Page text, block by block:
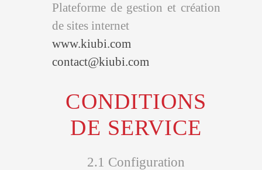
Plateforme de gestion et création
de sites internet
www.kiubi.com
contact@kiubi.com
CONDITIONS
DE SERVICE
2.1 Configuration